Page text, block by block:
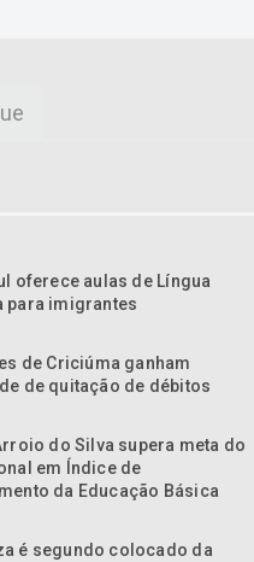
oferece aulas de Língua
para imigrantes
de Criciúma ganham
de quitação de débitos
do Silva supera meta do
em Índice de
da Educação Básica
é segundo colocado da